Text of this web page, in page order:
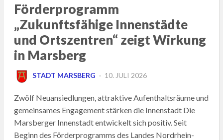
Förderprogramm
„Zukunftsfähige Innenstädte
und Ortszentren“ zeigt Wirkung
in Marsberg
STADT MARSBERG
POSTED
10. JULI 2026
Zwölf Neuansiedlungen, attraktive Aufenthaltsräume und
gemeinsames Engagement stärken die Innenstadt Die
Marsberger Innenstadt entwickelt sich positiv. Seit
Beginn des Förderprogramms des Landes Nordrhein-